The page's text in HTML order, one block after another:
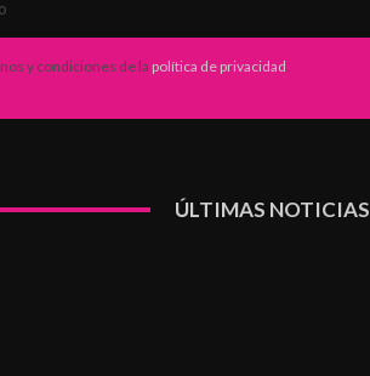
y condiciones de lapolítica de privacidad
ÚLTIMAS NOTICIAS